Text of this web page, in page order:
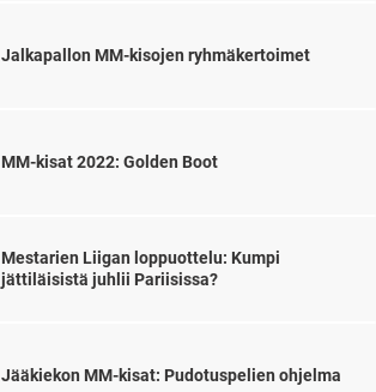
Jalkapallon MM-kisojen ryhmäkertoimet
MM-kisat 2022: Golden Boot
Mestarien Liigan loppuottelu: Kumpi
jättiläisistä juhlii Pariisissa?
Jääkiekon MM-kisat: Pudotuspelien ohjelma